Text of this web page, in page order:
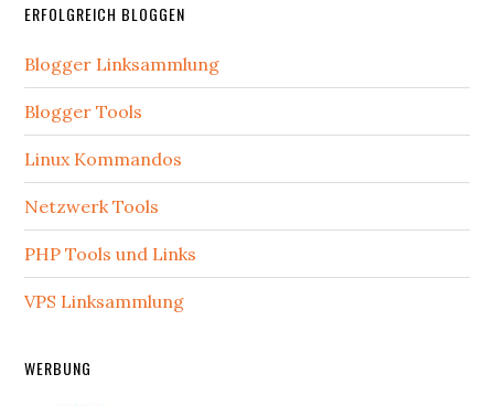
ERFOLGREICH BLOGGEN
Blogger Linksammlung
Blogger Tools
Linux Kommandos
Netzwerk Tools
PHP Tools und Links
VPS Linksammlung
WERBUNG